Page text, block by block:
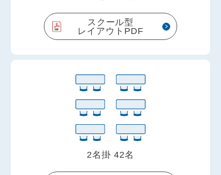
スクール型
レイアウトPDF
2名掛 42名